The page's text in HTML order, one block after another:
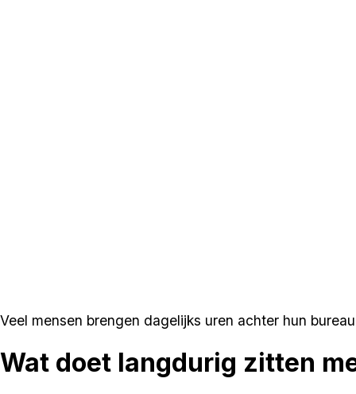
Veel mensen brengen dagelijks uren achter hun
Wat doet langdurig zitten